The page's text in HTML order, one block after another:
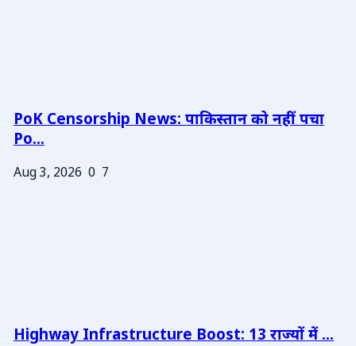
PoK Censorship News: पाकिस्तान को नहीं पचा
Po...
Aug 3, 2026 0 7
Highway Infrastructure Boost: 13 राज्यों में ...